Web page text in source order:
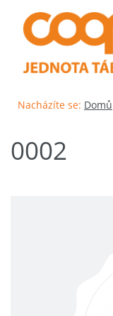
Nacházíte se: Domů
0002